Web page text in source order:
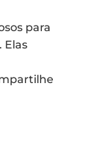
para
Elas